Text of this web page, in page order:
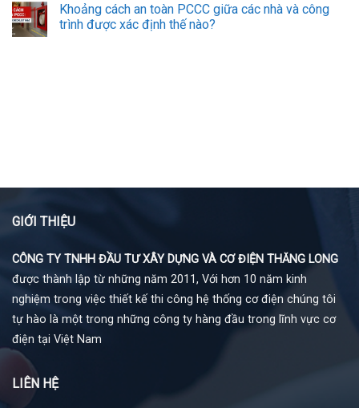
Khoảng cách an toàn PCCC giữa các nhà và công
trình được xác định thế nào?
GIỚI THIỆU
CÔNG TY TNHH ĐẦU TƯ XÂY DỰNG VÀ CƠ ĐIỆN THĂNG LONG
được thành lập từ những năm 2011, Với hơn 10 năm kinh
nghiệm trong việc thiết kế thi công hệ thống cơ điện chúng tôi
tự hào là một trong những công ty hàng đầu trong lĩnh vực cơ
điện tại Việt Nam
LIÊN HỆ